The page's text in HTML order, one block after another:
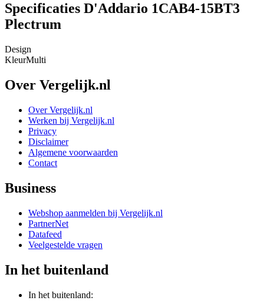
Specificaties D'Addario 1CAB4-15BT3
Plectrum
Design
KleurMulti
Over Vergelijk.nl
Over Vergelijk.nl
Werken bij Vergelijk.nl
Privacy
Disclaimer
Algemene voorwaarden
Contact
Business
Webshop aanmelden bij Vergelijk.nl
PartnerNet
Datafeed
Veelgestelde vragen
In het buitenland
In het buitenland: